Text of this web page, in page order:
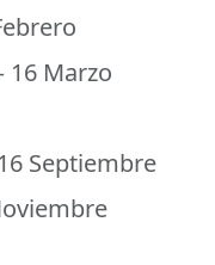
Marzo
Septiembre